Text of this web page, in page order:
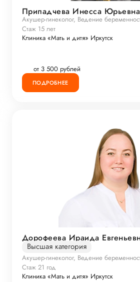
Припадчева Инесса Юрьевна
Акушер-гинеколог, Ведение
Стаж 15 лет
Клиника «Мать и дитя» Иркутск
от 3 500 рублей
ПОДРОБНЕЕ
Дорофеева Ираида
Высшая категория
Акушер-гинеколог, Ведение
Стаж 21 год
Клиника «Мать и дитя» Иркутск